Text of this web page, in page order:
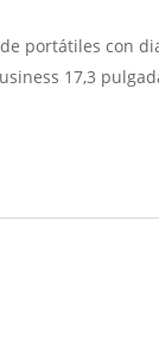
portátiles con
17,3